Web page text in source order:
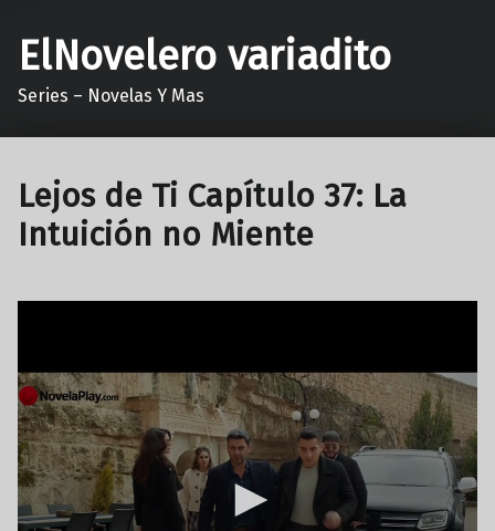
ElNovelero variadito
Series – Novelas Y Mas
Lejos de Ti Capítulo 37: La
Intuición no Miente